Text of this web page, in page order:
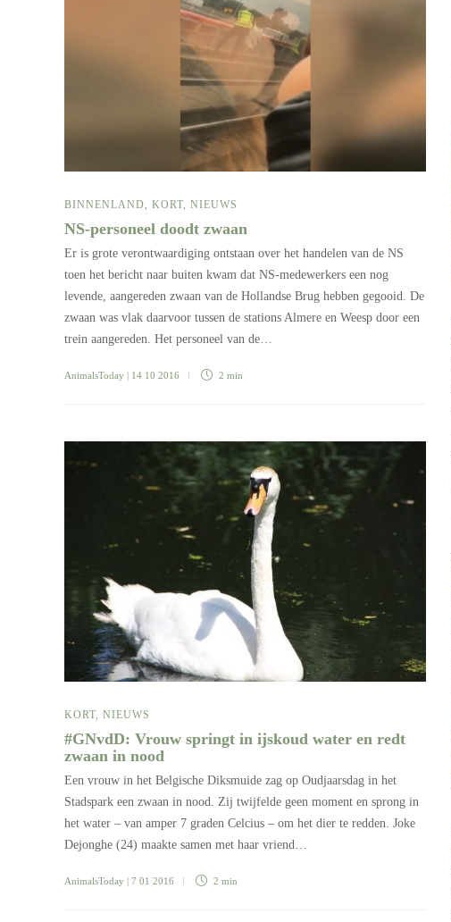
BINNENLAND, KORT, NIEUWS
NS-personeel doodt zwaan
Er is grote verontwaardiging ontstaan over het handelen van de NS
toen het bericht naar buiten kwam dat NS-medewerkers een nog
levende, aangereden zwaan van de Hollandse Brug hebben gegooid. De
zwaan was vlak daarvoor tussen de stations Almere en Weesp door een
trein aangereden. Het personeel van de…
AnimalsToday | 14 10 2016 2 min
KORT, NIEUWS
#GNvdD: Vrouw springt in ijskoud water en redt
zwaan in nood
Een vrouw in het Belgische Diksmuide zag op Oudjaarsdag in het
Stadspark een zwaan in nood. Zij twijfelde geen moment en sprong in
het water – van amper 7 graden Celcius – om het dier te redden. Joke
Dejonghe (24) maakte samen met haar vriend…
AnimalsToday | 7 01 2016 2 min